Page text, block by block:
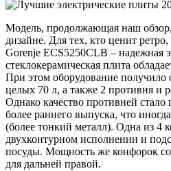
Модель, продолжающая наш
дизайне. Для тех, кто ценит
Gorenje ECS5250CLB – надежная
стеклокерамическая плита
При этом оборудование получило
целых 70 л, а также 2 противня и
Однако качество противней стало
более раннего выпуска, что
(более тонкий металл). Одна из 4
двухконтурном исполнении и
посуды. Мощность же конфорок
для дальней правой.